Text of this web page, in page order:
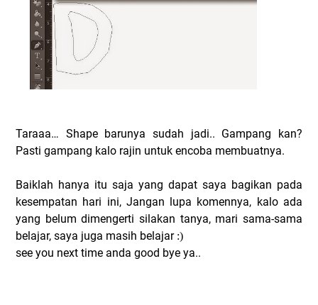
Taraaa… Shape barunya sudah jadi.. Gampang kan?
Pasti gampang kalo rajin untuk encoba membuatnya.
Baiklah hanya itu saja yang dapat saya bagikan pada
kesempatan hari ini, Jangan lupa komennya, kalo ada
yang belum dimengerti silakan tanya, mari sama-sama
belajar, saya juga masih belajar :)
see you next time anda good bye ya..